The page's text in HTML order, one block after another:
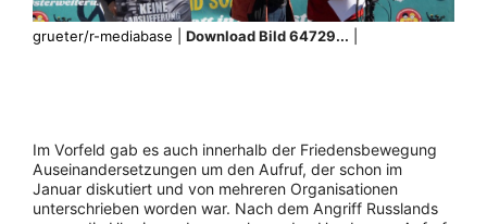
grueter/r-mediabase | Download Bild 64729...
Im Vorfeld gab es auch innerhalb der Friedensbewegung
Auseinandersetzungen um den Aufruf, der schon im
Januar diskutiert und von mehreren Organisationen
unterschrieben worden war. Nach dem Angriff Russlands